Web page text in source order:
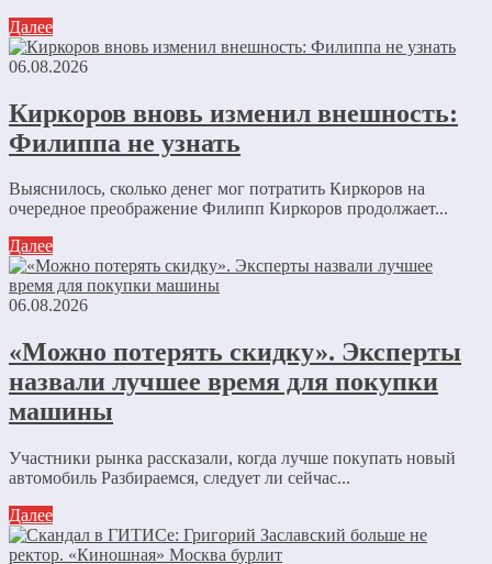
Далее
06.08.2026
Киркоров вновь изменил внешность:
Филиппа не узнать
Выяснилось, сколько денег мог потратить Киркоров на
очередное преображение Филипп Киркоров продолжает...
Далее
06.08.2026
«Можно потерять скидку». Эксперты
назвали лучшее время для покупки
машины
Участники рынка рассказали, когда лучше покупать новый
автомобиль Разбираемся, следует ли сейчас...
Далее